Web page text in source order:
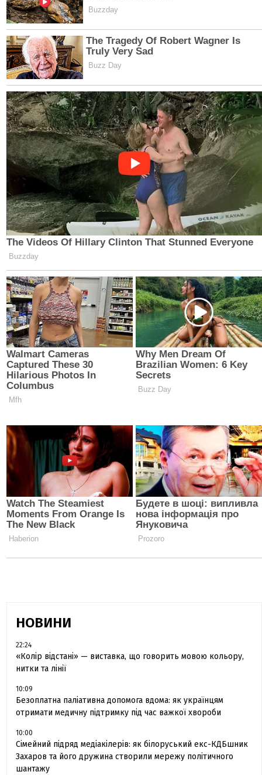
НОВИНИ
22:24
«Колір відстані» — виставка, що говорить мовою кольору,
нитки та лінії
10:09
Безоплатна паліативна допомога вдома: як українцям
отримати медичну підтримку під час важкої хвороби
10:00
Сімейний підряд медіакілерів: як білоруський екс-КДБшник
Захаров та його дружина створили мережу політичного
шантажу